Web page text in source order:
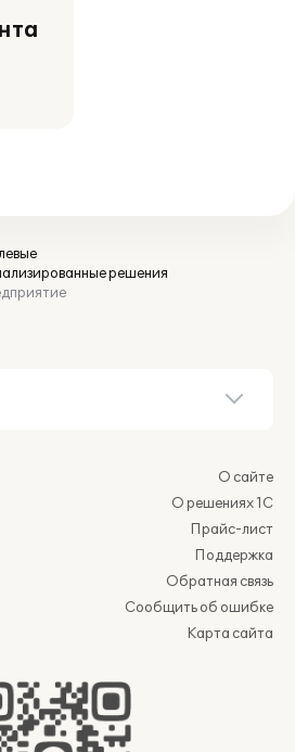
решения
О сайте
О решениях 1С
Прайс-лист
Поддержка
Обратная связь
Сообщить об ошибке
Карта сайта